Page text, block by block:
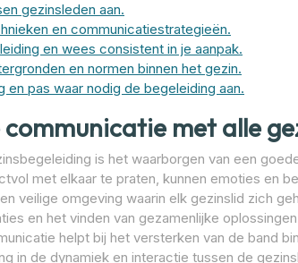
gezinsleden aan.
en communicatiestrategieën.
en wees consistent in je aanpak.
en normen binnen het gezin.
en pas waar nodig de begeleiding aan.
met alle
is het waarborgen van een
met elkaar te praten, kunnen emoties en
veilige omgeving waarin elk gezinslid zich
en het vinden van gezamenlijke
helpt bij het versterken van de band
in de dynamiek en interactie tussen de